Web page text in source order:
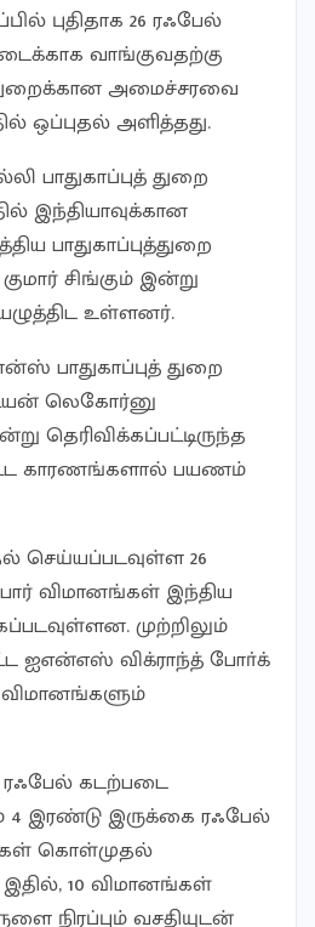
புதிதாக 26 ரஃபேல்
வாங்குவதற்கு
அமைச்சரவை
ஒப்புதல் அளித்தது.
பாதுகாப்புத் துறை
இந்தியாவுக்கான
பாதுகாப்புத்துறை
சிங்கும் இன்று
உள்ளனர்.
பாதுகாப்புத் துறை
லெகோர்னு
தெரிவிக்கப்பட்டிருந்த
காரணங்களால் பயணம்
செய்யப்படவுள்ள 26
விமானங்கள் இந்திய
முற்றிலும்
ஐஎன்எஸ் விக்ராந்த் போா்க்
விமானங்களும்
கடற்படை
4 இரண்டு இருக்கை ரஃபேல்
கொள்முதல்
10 விமானங்கள்
நிரப்பும் வசதியுடன்